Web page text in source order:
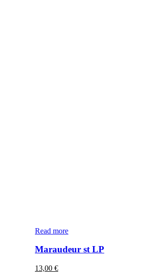
Read more
Maraudeur st LP
13,00 €